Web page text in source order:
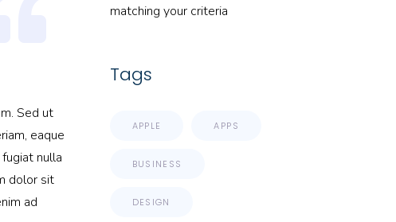
Sed ut
eaque
nulla
dolor sit
ad
matching your criteria
Tags
APPLE APPS
BUSINESS
DESIGN